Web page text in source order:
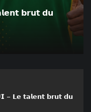
𝗯𝗿𝘂𝘁 𝗱𝘂
𝗟𝗲 𝘁𝗮𝗹𝗲𝗻𝘁 𝗯𝗿𝘂𝘁 𝗱𝘂